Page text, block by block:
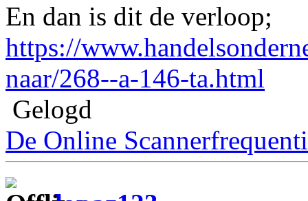
En dan is dit de verloop;
https://
naar/268--a-146-ta.html
Gelogd
De Online